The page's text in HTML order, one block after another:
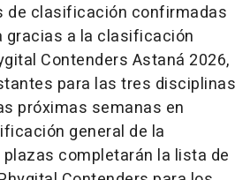
de clasificación confirmadas
gracias a la clasificación
Contenders Astaná 2026,
para las tres disciplinas
próximas semanas en
general de la
completarán la lista de